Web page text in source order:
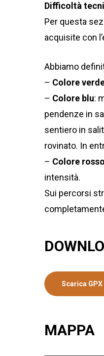
Difficoltà
Per questa
acquisite con
Abbiamo
– Colore
– Colore blu:
pendenze in
sentiero in
rovinato. In
– Colore rosso
intensità.
Sui percorsi
Scarica GPX
MAPPA